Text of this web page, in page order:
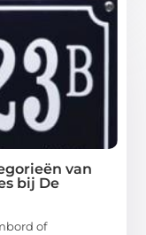
van
bij De
of